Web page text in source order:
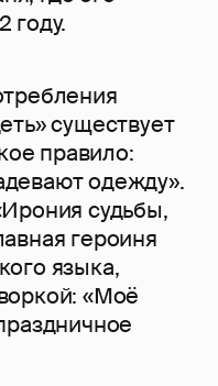
году.
существует
правило:
одежду».
судьбы,
героиня
языка,
«Моё